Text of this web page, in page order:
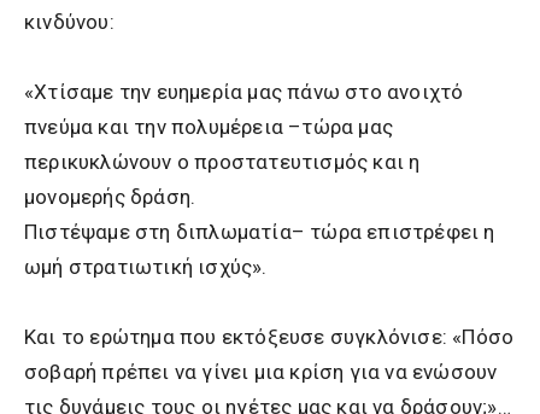
κινδύνου:
«Χτίσαμε την ευημερία μας πάνω στο ανοιχτό
πνεύμα και την πολυμέρεια –τώρα μας
περικυκλώνουν ο προστατευτισμός και η
μονομερής δράση.
Πιστέψαμε στη διπλωματία– τώρα επιστρέφει η
ωμή στρατιωτική ισχύς».
Και το ερώτημα που εκτόξευσε συγκλόνισε: «Πόσο
σοβαρή πρέπει να γίνει μια κρίση για να ενώσουν
τις δυνάμεις τους οι ηγέτες μας και να δράσουν;»…